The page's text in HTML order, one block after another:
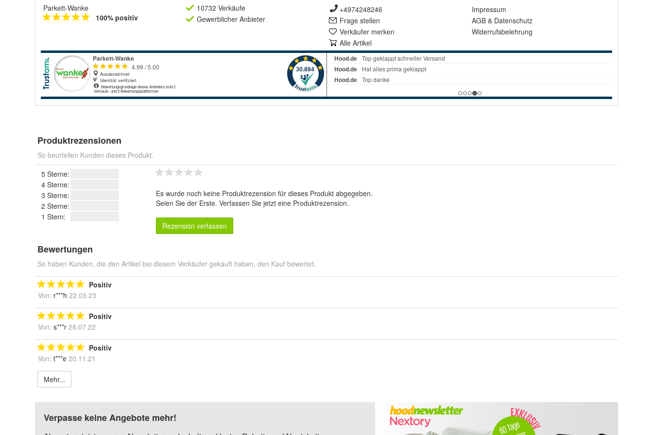
Parkett-Wanke
100% positiv
10732 Verkäufe
Gewerblicher Anbieter
+4974248246
Frage stellen
Verkäufer merken
Alle Artikel
Impressum
AGB & Datenschutz
Widerrufsbelehrung
Produktrezensionen
So beurteilen Kunden dieses Produkt.
5 Sterne:
4 Sterne:
3 Sterne:
2 Sterne:
1 Stern:
Es wurde noch keine Produktrezension für dieses Produkt abgegeben.
Seien Sie der Erste. Verfassen Sie jetzt eine Produktrezension.
Rezension verfassen
Bewertungen
So haben Kunden, die den Artikel bei diesem Verkäufer gekauft haben, den Kauf bewertet.
Positiv
Von: r***h 22.03.23
Positiv
Von: s***r 28.07.22
Positiv
Von: t***e 20.11.21
Mehr...
Verpasse keine Angebote mehr!